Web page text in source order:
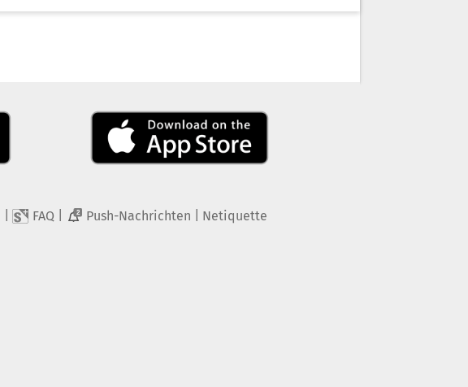
FAQ 2 Push-Nachrichten Netiquette